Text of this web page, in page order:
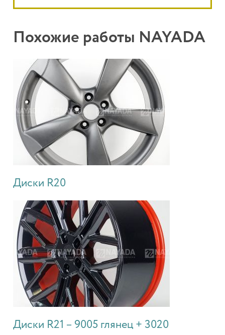
Похожие работы NAYADA
Диски R20
Диски R21 – 9005 глянец + 3020